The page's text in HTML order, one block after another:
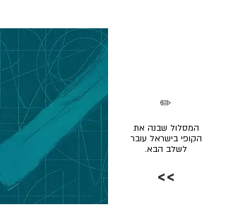
המסלול שבנה את
הקופי בישראל עובר
לשלב הבא.
✏️
>>